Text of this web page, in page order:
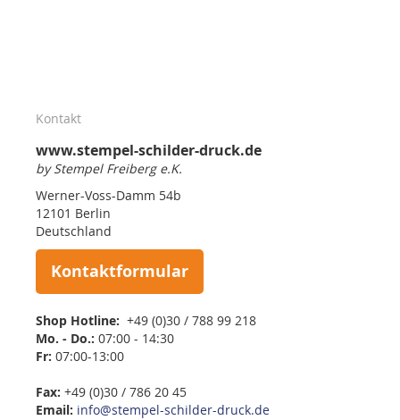
Kontakt
www.stempel-schilder-druck.de
by Stempel Freiberg e.K.
Werner-Voss-Damm 54b
12101 Berlin
Deutschland
Kontaktformular
Shop Hotline: +49 (0)30 / 788 99 218
Mo. - Do.: 07:00 - 14:30
Fr: 07:00-13:00
Fax: +49 (0)30 / 786 20 45
Email: info@stempel-schilder-druck.de